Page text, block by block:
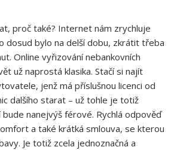
proč také? Internet nám zrychluje
dosud bylo na delší dobu, zkrátit třeba
Online vyřizování nebankovních
už naprostá klasika. Stačí si najít
jenž má příslušnou licenci od
dalšího starat – už tohle je totiž
bude nanejvýš férové. Rychlá odpověď
a také krátká smlouva, se kterou
Je totiž zcela jednoznačná a